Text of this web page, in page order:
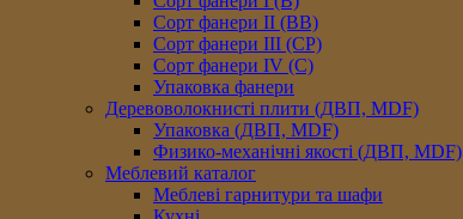
Сорт фанери II (ВB)
Сорт фанери III (CP)
Сорт фанери IV (C)
Упаковка фанери
Деревоволокнисті плити (ДВП, MDF)
Упаковка (ДВП, MDF)
Физико-механічні якості (ДВП, MDF)
Меблевий каталог
Меблеві гарнитури та шафи